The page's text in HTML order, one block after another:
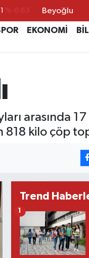
%0.16
%-0.02
Beyoğlu
EKONOMİ
arasında
818 kilo çöp
Trend
1